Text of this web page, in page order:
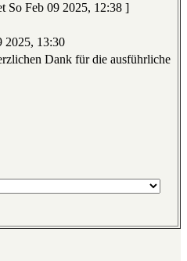
So Feb 09 2025, 12:38 ]
2025, 13:30
Dank für die ausführliche